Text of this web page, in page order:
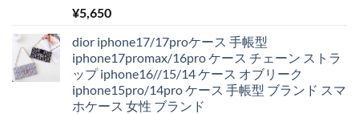
¥5,650
dior iphone17/17proケース 手帳型
iphone17promax/16pro ケース チェーン ストラ
ップ iphone16//15/14 ケース オブリーク
iphone15pro/14pro ケース 手帳型 ブランド スマ
ホケース 女性 ブランド